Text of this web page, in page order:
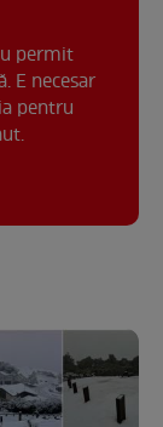
permit
E necesar
pentru